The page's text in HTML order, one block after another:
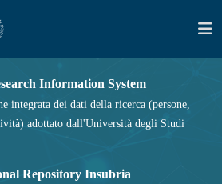
Information System
integrata dei dati della ricerca (persone,
adottato dall'Università degli Studi
Repository Insubria